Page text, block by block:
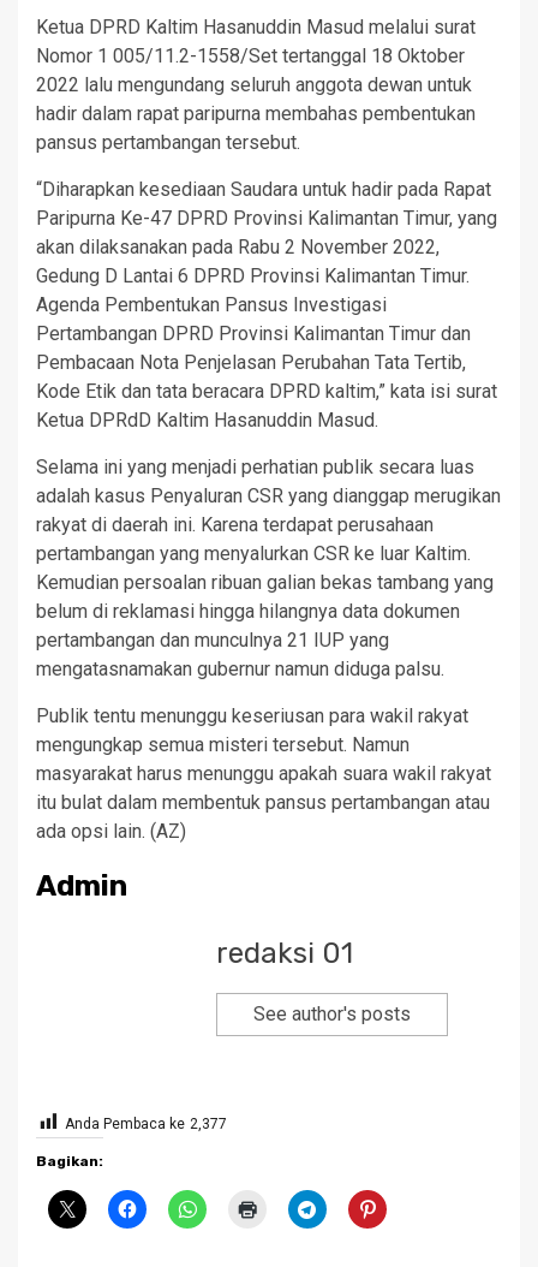
Ketua DPRD Kaltim Hasanuddin Masud melalui surat
Nomor 1 005/11.2-1558/Set tertanggal 18 Oktober
2022 lalu mengundang seluruh anggota dewan untuk
hadir dalam rapat paripurna membahas pembentukan
pansus pertambangan tersebut.
“Diharapkan kesediaan Saudara untuk hadir pada Rapat
Paripurna Ke-47 DPRD Provinsi Kalimantan Timur, yang
akan dilaksanakan pada Rabu 2 November 2022,
Gedung D Lantai 6 DPRD Provinsi Kalimantan Timur.
Agenda Pembentukan Pansus Investigasi
Pertambangan DPRD Provinsi Kalimantan Timur dan
Pembacaan Nota Penjelasan Perubahan Tata Tertib,
Kode Etik dan tata beracara DPRD kaltim,” kata isi surat
Ketua DPRdD Kaltim Hasanuddin Masud.
Selama ini yang menjadi perhatian publik secara luas
adalah kasus Penyaluran CSR yang dianggap merugikan
rakyat di daerah ini. Karena terdapat perusahaan
pertambangan yang menyalurkan CSR ke luar Kaltim.
Kemudian persoalan ribuan galian bekas tambang yang
belum di reklamasi hingga hilangnya data dokumen
pertambangan dan munculnya 21 IUP yang
mengatasnamakan gubernur namun diduga palsu.
Publik tentu menunggu keseriusan para wakil rakyat
mengungkap semua misteri tersebut. Namun
masyarakat harus menunggu apakah suara wakil rakyat
itu bulat dalam membentuk pansus pertambangan atau
ada opsi lain. (AZ)
Admin
redaksi 01
See author's posts
Anda Pembaca ke 2,377
Bagikan: